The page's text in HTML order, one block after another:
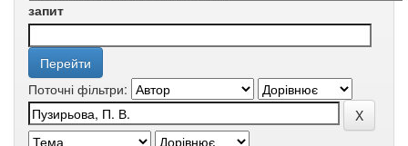
запит
Поточні фільтри: